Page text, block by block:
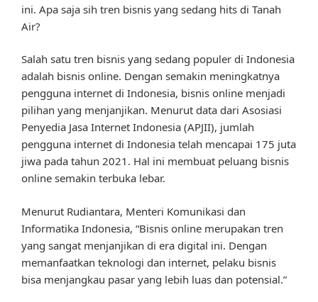
ini. Apa saja sih tren bisnis yang sedang hits di Tanah
Air?
Salah satu tren bisnis yang sedang populer di Indonesia
adalah bisnis online. Dengan semakin meningkatnya
pengguna internet di Indonesia, bisnis online menjadi
pilihan yang menjanjikan. Menurut data dari Asosiasi
Penyedia Jasa Internet Indonesia (APJII), jumlah
pengguna internet di Indonesia telah mencapai 175 juta
jiwa pada tahun 2021. Hal ini membuat peluang bisnis
online semakin terbuka lebar.
Menurut Rudiantara, Menteri Komunikasi dan
Informatika Indonesia, “Bisnis online merupakan tren
yang sangat menjanjikan di era digital ini. Dengan
memanfaatkan teknologi dan internet, pelaku bisnis
bisa menjangkau pasar yang lebih luas dan potensial.”